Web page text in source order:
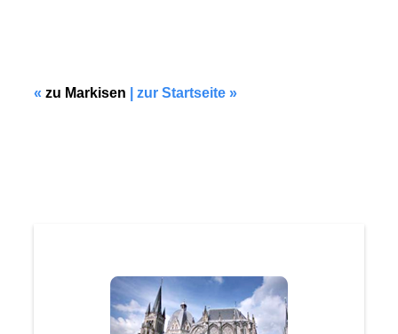
« zu Markisen | zur Startseite »